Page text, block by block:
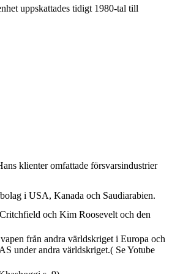
uppskattades tidigt 1980-tal till
klienter omfattade försvarsindustrier
i USA, Kanada och Saudiarabien.
och Kim Roosevelt och den
från andra världskriget i Europa och
under andra världskriget.( Se Yotube